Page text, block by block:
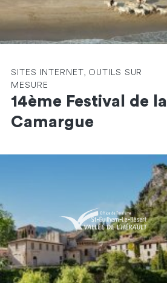
SITES INTERNET, OUTILS SUR
MESURE
14ème Festival de la
Camargue